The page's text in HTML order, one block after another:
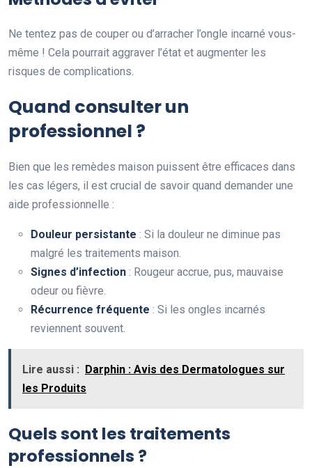
Ne tentez pas de couper ou d’arracher l’ongle incarné vous-
même ! Cela pourrait aggraver l’état et augmenter les
risques de complications.
Quand consulter un
professionnel ?
Bien que les remèdes maison puissent être efficaces dans
les cas légers, il est crucial de savoir quand demander une
aide professionnelle :
Douleur persistante : Si la douleur ne diminue pas
malgré les traitements maison.
Signes d’infection : Rougeur accrue, pus, mauvaise
odeur ou fièvre.
Récurrence fréquente : Si les ongles incarnés
reviennent souvent.
Lire aussi : Darphin : Avis des Dermatologues sur
les Produits
Quels sont les traitements
professionnels ?